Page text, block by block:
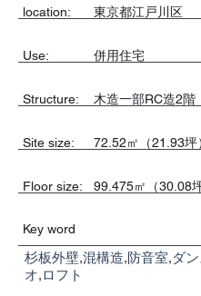
東京都江戸川区
location:
併用住宅
Use:
木造一部RC造2階
​Structure:
72.52㎡（21.93坪
Site size:
99.475㎡（30.08坪
Floor size:
Key word
杉板外壁,混構造,防音室,ダ
オ,ロフト